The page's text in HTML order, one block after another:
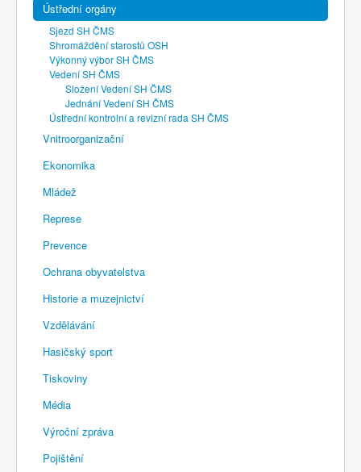
Výhody pro členy
Portál REDENOX
Ústřední orgány
Sjezd SH ČMS
Shromáždění starostů OSH
Výkonný výbor SH ČMS
Vedení SH ČMS
Složení Vedení SH ČMS
Jednání Vedení SH ČMS
Ústřední kontrolní a revizní rada SH ČMS
Vnitroorganizační
Ekonomika
Mládež
Represe
Prevence
Ochrana obyvatelstva
Historie a muzejnictví
Vzdělávání
Hasičský sport
Tiskoviny
Média
Výroční zpráva
Pojištění